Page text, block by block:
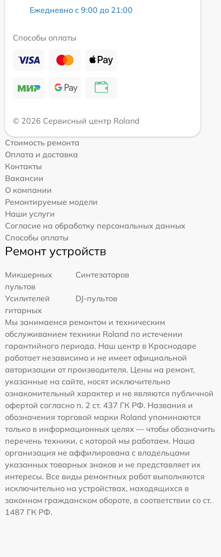
Ежедневно с 9:00 до 21:00
Способы оплаты
© 2026 Сервисный центр Roland
Стоимость ремонта
Оплата и доставка
Контакты
Вакансии
О компании
Ремонтируемые модели
Наши услуги
Согласие на обработку персональных данных
Способы оплаты
Ремонт устройств
Микшерных
пультов
Синтезаторов
Усилителей
гитарных
DJ-пультов
Мы занимаемся ремонтом и техническим
обслуживанием техники Roland по истечении
гарантийного периода. Наш центр в Краснодаре
работает независимо и не имеет официальной
авторизации от производителя. Цены на ремонт,
указанные на сайте, носят исключительно
ознакомительный характер и не являются публичной
офертой согласно п. 2 ст. 437 ГК РФ. Названия и
обозначения торговой марки Roland упоминаются
только в информационных целях — чтобы обозначить
перечень техники, с которой мы работаем. Наша
организация не аффилирована с владельцами
указанных товарных знаков и не представляет их
интересы. Все виды ремонтных работ выполняются
исключительно на устройствах, находящихся в
законном гражданском обороте, в соответствии со ст.
1487 ГК РФ.